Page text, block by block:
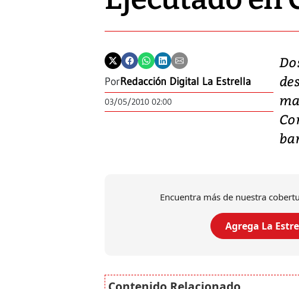
PorRedacción Digital La Estrella
03/05/2010 02:00
Encuentra más de nuestra
Agrega La